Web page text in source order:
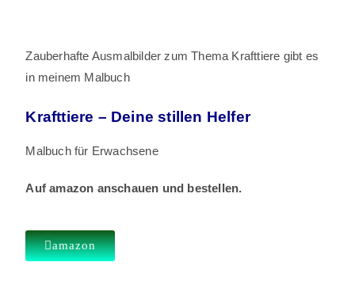
Zauberhafte Ausmalbilder zum Thema Krafttiere gibt es
in meinem Malbuch
Krafttiere – Deine stillen Helfer
Malbuch für Erwachsene
Auf amazon anschauen und bestellen.
amazon